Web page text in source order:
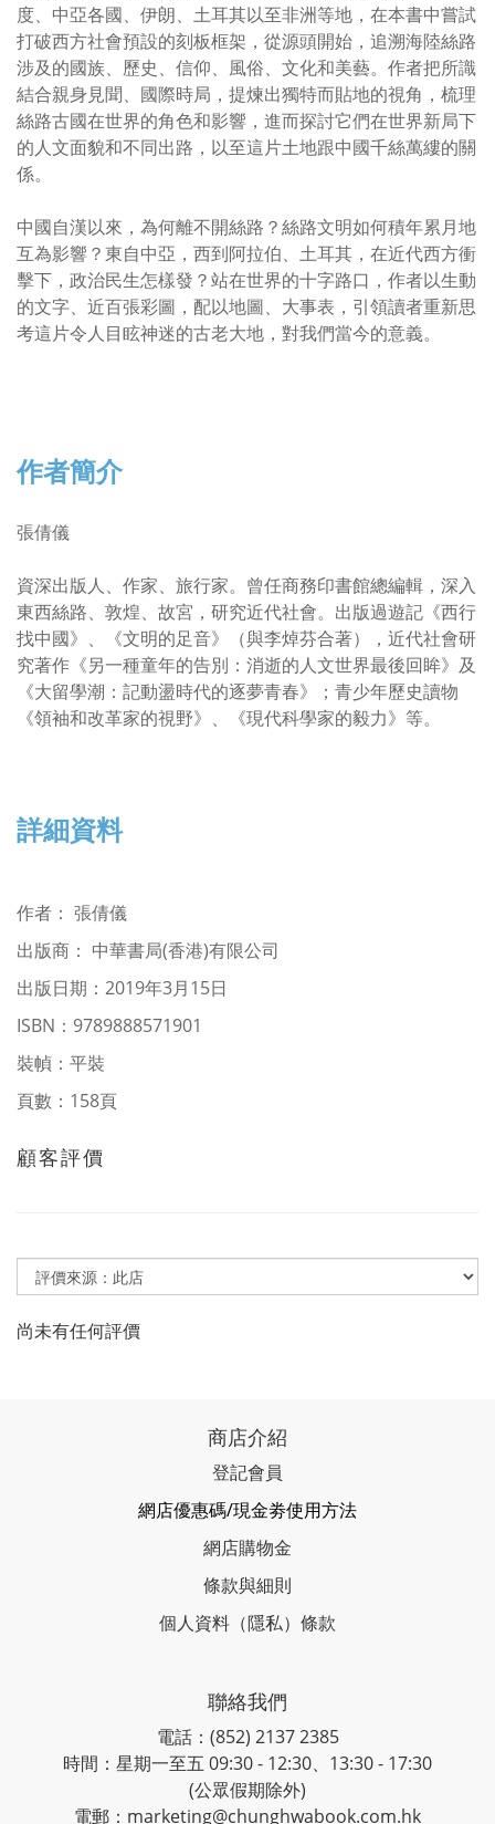
度、中亞各國、伊朗、土耳其以至非洲等地，在本書中嘗試
打破西方社會預設的刻板框架，從源頭開始，追溯海陸絲路
涉及的國族、歷史、信仰、風俗、文化和美藝。作者把所識
結合親身見聞、國際時局，提煉出獨特而貼地的視角，梳理
絲路古國在世界的角色和影響，進而探討它們在世界新局下
的人文面貌和不同出路，以至這片土地跟中國千絲萬縷的關
係。
中國自漢以來，為何離不開絲路？絲路文明如何積年累月地
互為影響？東自中亞，西到阿拉伯、土耳其，在近代西方衝
擊下，政治民生怎樣發？站在世界的十字路口，作者以生動
的文字、近百張彩圖，配以地圖、大事表，引領讀者重新思
考這片令人目眩神迷的古老大地，對我們當今的意義。
作者簡介
張倩儀
資深出版人、作家、旅行家。曾任商務印書館總編輯，深入
東西絲路、敦煌、故宮，研究近代社會。出版過遊記《西行
找中國》、《文明的足音》（與李焯芬合著），近代社會研
究著作《另一種童年的告別：消逝的人文世界最後回眸》及
《大留學潮：記動盪時代的逐夢青春》；青少年歷史讀物
《領袖和改革家的視野》、《現代科學家的毅力》等。
詳細資料
作者 ： 張倩儀
出版商： 中華書局(香港)有限公司
出版日期：2019年3月15日
ISBN：9789888571901
裝幀：平裝
頁數：158頁
顧客評價
尚未有任何評價
商店介紹
登記會員
網店優惠碼/現金劵使用方法
網店購物金
條款與細則
個人資料（隱私）條款
聯絡我們
電話：(852) 2137 2385
時間：星期一至五 09:30 - 12:30、13:30 - 17:30
(公眾假期除外)
電郵：marketing@chunghwabook.com.hk